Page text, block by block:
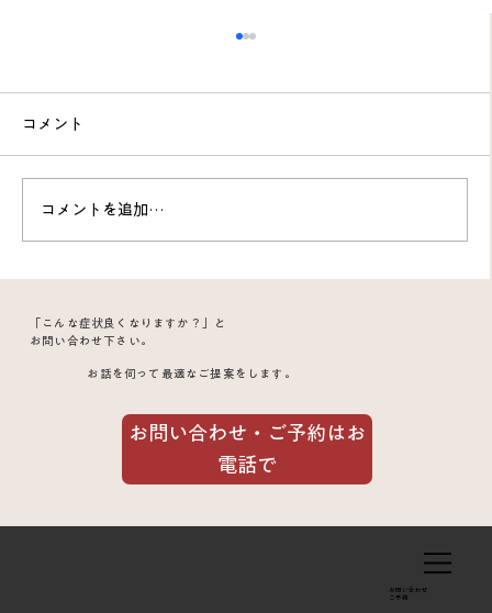
お問い合わせ・ご予約はお
電話で
「こんな症状良くなりますか？」と
お問い合わせ下さい。
お話を伺って最適なご提案をします。
コメント
コメントを追加…
お問い合わせ
​ご予約